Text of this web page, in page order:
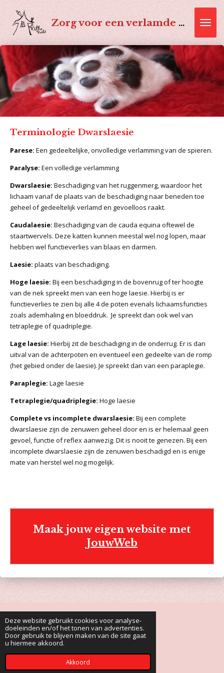
Deze website gebruikt cookies voor analyse-
doeleinden en/of het tonen van advertenties.
Door gebruik te blijven maken van de site gaat
u hiermee akkoord.
Akkoord
direct
naar
hoofdinhoud
Zorg voor een verlamde kat
Terminologie Dwarslaesie
Parese: Een gedeeltelijke, onvolledige verlamming van de spieren.
Paralyse: Een volledige verlamming
Dwarslaesie: Beschadiging van het ruggenmerg, waardoor het
lichaam vanaf de plaats van de beschadiging naar beneden toe
geheel of gedeeltelijk verlamd en gevoelloos raakt.
Caudalaesie: Beschadiging van de cauda equina oftewel de
staartwervels. Deze katten kunnen meestal wel nog lopen, maar
hebben wel functieverlies van blaas en darmen.
Laesie: plaats van beschadiging.
Hoge laesie: Bij een beschadiging in de bovenrug of ter hoogte
van de nek spreekt men van een hoge laesie. Hierbij is er
functieverlies te zien bij alle 4 de poten evenals lichaamsfuncties
zoals ademhaling en bloeddruk. Je spreekt dan ook wel van
tetraplegie of quadriplegie.
Lage laesie: Hierbij zit de beschadiging in de onderrug. Er is dan
uitval van de achterpoten en eventueel een gedeelte van de romp
(het gebied onder de laesie). Je spreekt dan van een paraplegie.
Paraplegie: Lage laesie
Tetraplegie/quadriplegie: Hoge laesie
Complete vs incomplete dwarslaesie: Bij een complete
dwarslaesie zijn de zenuwen geheel door en is er helemaal geen
gevoel, functie of reflex aanwezig. Dit is nooit te genezen. Bij een
incomplete dwarslaesie zijn de zenuwen beschadigd en is enige
mate van herstel wel nog mogelijk.
Maak jouw eigen website met
JouwWeb
F
a
c
e
b
o
Y
o
u
T
u
e
Deze website is onderdeel van Stichting Villa Vacht